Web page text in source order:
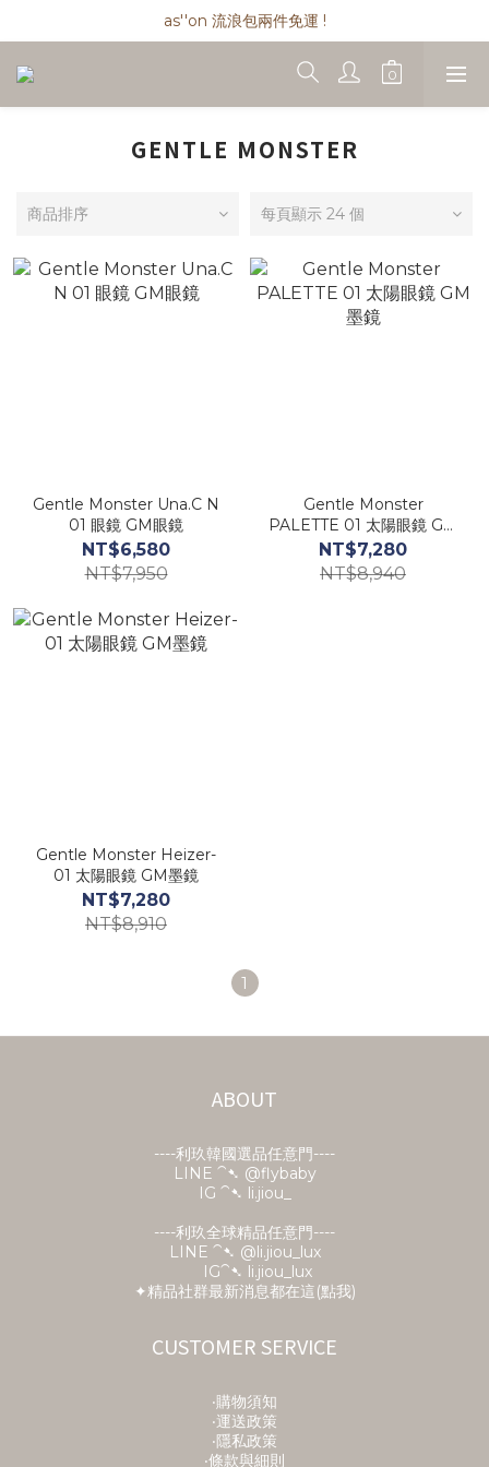
as''on 流浪包兩件免運 !
as''on 流浪包兩件免運 !
as''on 流浪包匯款現折 $ 100
精品類商品私訊小編 !
as''on 流浪包兩件免運 !
GENTLE MONSTER
商品排序 每頁顯示 24 個
Gentle Monster Una.C N
01 眼鏡 GM眼鏡
NT$6,580
NT$7,950
Gentle Monster
PALETTE 01 太陽眼鏡 GM
墨鏡
NT$7,280
NT$8,940
Gentle Monster Heizer-
01 太陽眼鏡 GM墨鏡
NT$7,280
NT$8,910
1
ABOUT
----利玖韓國選品任意門----
LINE ⁀➷ @flybaby
IG ⁀➷ li.jiou_
----利玖全球精品任意門----
LINE ⁀➷ @li.jiou_lux
IG⁀➷ li.jiou_lux
✦精品社群最新消息都在這(點我)
CUSTOMER SERVICE
‧購物須知
‧運送政策
‧隱私政策
‧條款與細則